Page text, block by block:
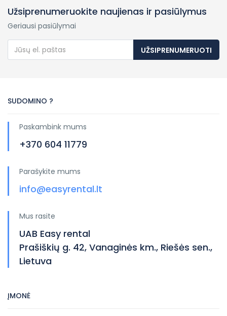
Užsiprenumeruokite naujienas ir pasiūlymus
Geriausi pasiūlymai
UŽSIPRENUMERUOTI
SUDOMINO ?
Paskambink mums
+370 604 11779
Parašykite mums
info@easyrental.lt
Mus rasite
UAB Easy rental
Prašiškių g. 42, Vanaginės km., Riešės sen.,
Lietuva
ĮMONĖ